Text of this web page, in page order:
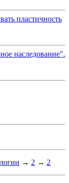
пластичность
наследование".
→ 2 → 2